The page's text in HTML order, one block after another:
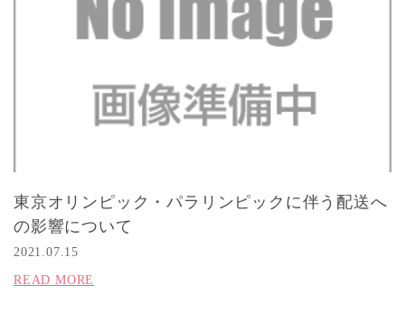
東京オリンピック・パラリンピックに伴う配送へ
の影響について
2021.07.15
READ MORE